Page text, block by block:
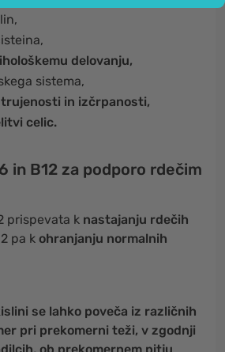
delovanju,
sistema,
in izčrpanosti,
celic.
in B12 za podporo rdečim
prispevata k nastajanju rdečih
pa k ohranjanju normalnih
se lahko poveča iz različnih
pri prekomerni teži, v zgodnji